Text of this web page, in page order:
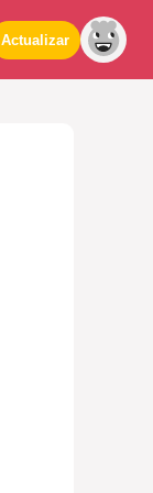
Actualizar